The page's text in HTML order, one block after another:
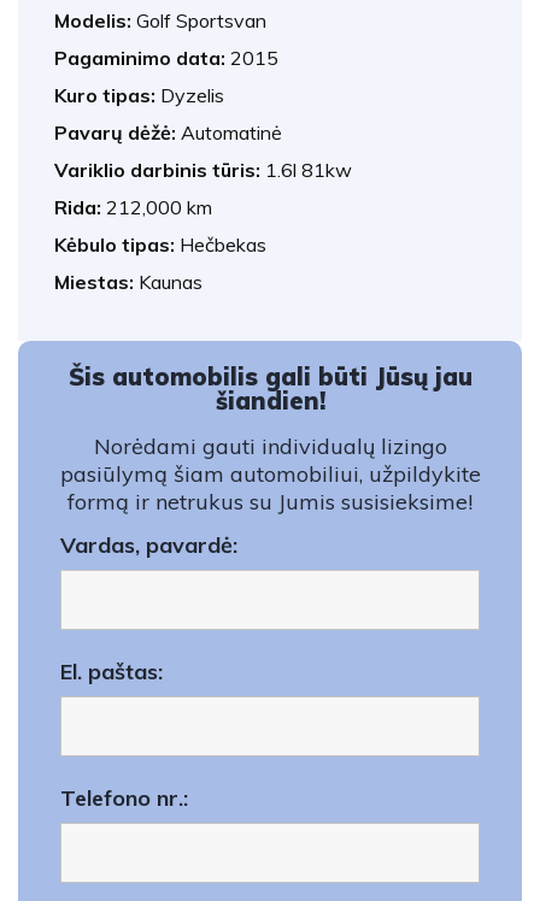
Modelis: Golf Sportsvan
Pagaminimo data: 2015
Kuro tipas: Dyzelis
Pavarų dėžė: Automatinė
Variklio darbinis tūris: 1.6l 81kw
Rida: 212,000 km
Kėbulo tipas: Hečbekas
Miestas: Kaunas
Šis automobilis gali būti Jūsų jau
šiandien!
Norėdami gauti individualų lizingo
pasiūlymą šiam automobiliui, užpildykite
formą ir netrukus su Jumis susisieksime!
Vardas, pavardė:
El. paštas:
Telefono nr.: